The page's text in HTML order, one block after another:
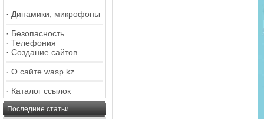
· Динамики, микрофоны
· Безопасность
· Телефония
· Создание сайтов
· О сайте wasp.kz...
· Каталог ссылок
Последние статьи